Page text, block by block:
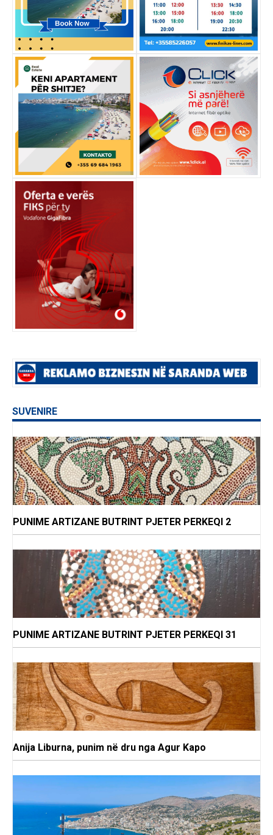
SUVENIRE
PUNIME ARTIZANE BUTRINT PJETER PERKEQI 2
PUNIME ARTIZANE BUTRINT PJETER PERKEQI 31
Anija Liburna, punim në dru nga Agur Kapo